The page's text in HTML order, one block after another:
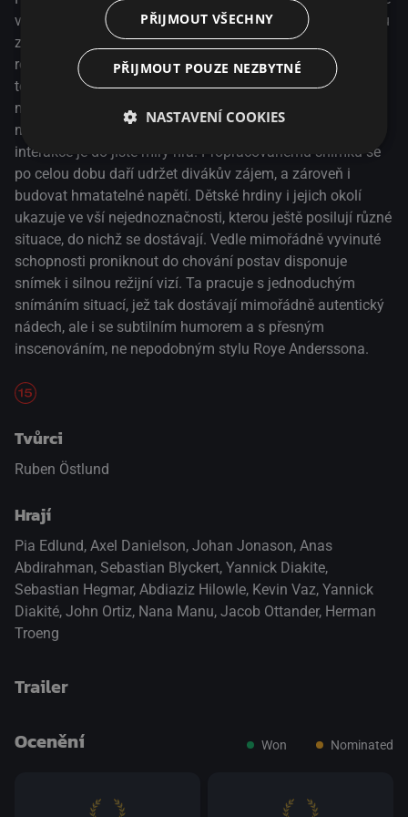
vrstevníky – nepoužívala však ani násilí, ani natrénovanou
zručnost, ale psychologický trik. Tato událost inspirovala
režiséra Rubena Östlunda k psychologickému dramatu o
tom, že motivace dětských zlodějů v tomto případě dost
možná nespočívaly v nabývání majetku, ale v požitku z
nadvlády a bezohledné manipulace. Vždyť jakákoli lidská
interakce je do jisté míry hra. Propracovanému snímku se
po celou dobu daří udržet divákův zájem, a zároveň i
budovat hmatatelné napětí. Dětské hrdiny i jejich okolí
ukazuje ve vší nejednoznačnosti, kterou ještě posilují různé
situace, do nichž se dostávají. Vedle mimořádně vyvinuté
schopnosti proniknout do chování postav disponuje
snímek i silnou režijní vizí. Ta pracuje s jednoduchým
snímáním situací, jež tak dostávají mimořádně autentický
nádech, ale i se subtilním humorem a s přesným
inscenováním, ne nepodobným stylu Roye Anderssona.
Tvůrci
Ruben Östlund
Hrají
Pia Edlund, Axel Danielson, Johan Jonason, Anas
Abdirahman, Sebastian Blyckert, Yannick Diakite,
Sebastian Hegmar, Abdiaziz Hilowle, Kevin Vaz, Yannick
Diakité, John Ortiz, Nana Manu, Jacob Ottander, Herman
Troeng
Trailer
přepnout na HTML5 přehrávač
Ocenění Won Nominated
PŘIJMOUT VŠECHNY
PŘIJMOUT POUZE NEZBYTNÉ
NASTAVENÍ COOKIES